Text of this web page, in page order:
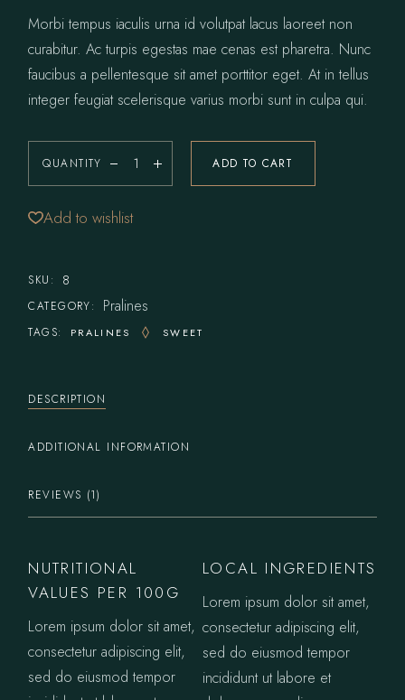
Morbi tempus iaculis urna id volutpat lacus laoreet non
curabitur. Ac turpis egestas mae cenas est pharetra. Nunc
faucibus a pellentesque sit amet porttitor eget. At in tellus
integer feugiat scelerisque varius morbi sunt in culpa qui.
QUANTITY ADD TO CART
Add to wishlist
SKU: 8
CATEGORY: Pralines
TAGS: PRALINES SWEET
DESCRIPTION
ADDITIONAL INFORMATION
REVIEWS (1)
NUTRITIONAL
VALUES PER 100G
Lorem ipsum dolor sit amet,
consectetur adipiscing elit,
sed do eiusmod tempor
LOCAL INGREDIENTS
Lorem ipsum dolor sit amet,
consectetur adipiscing elit,
sed do eiusmod tempor
incididunt ut labore et